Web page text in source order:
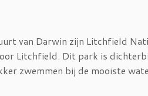
van Darwin zijn Litchfield
Litchfield. Dit park is
zwemmen bij de mooiste